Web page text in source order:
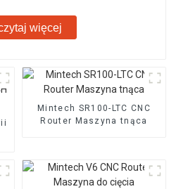
więcej
Mintech SR100-LTC CNC
Router Maszyna tnąca